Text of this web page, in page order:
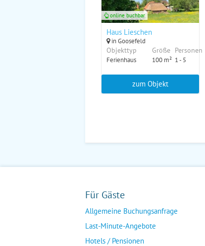
Haus Lieschen
in Goosefeld
Objekttyp
Ferienhaus
Größe
100 m²
Personen
1 - 5
online buchbar
zum Objekt
Für Gäste
Allgemeine Buchungsanfrage
Last-Minute-Angebote
Hotels / Pensionen